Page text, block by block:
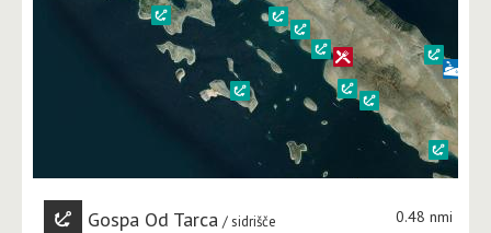
Gospa Od Tarca sidrišče 0.48 nmi